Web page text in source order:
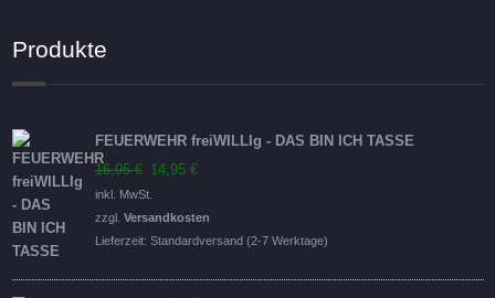
Produkte
FEUERWEHR freiWILLIg - DAS BIN ICH TASSE
16,95€ Ursprünglicher
Preis
war:
16,95 €
14,95 €
ist:
14,95 €.
inkl. MwSt.
zzgl. Versandkosten
Lieferzeit: Standardversand (2-7 Werktage)